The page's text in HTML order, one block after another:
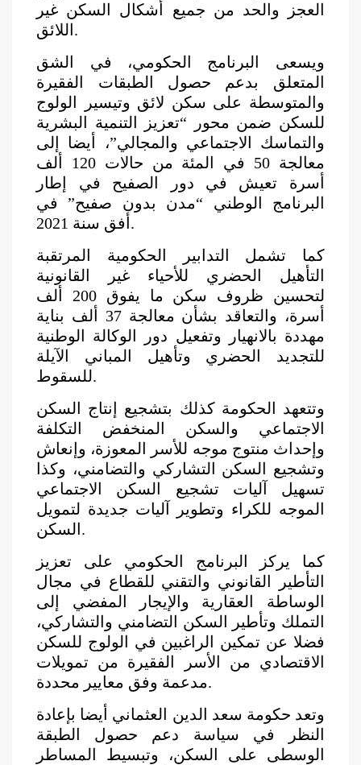
العجز والحد من جميع أشكال السكن غير
اللائق.
ويسعى البرنامج الحكومي، في الشق
المتعلق بدعم حصول الطبقات الفقيرة
والمتوسطة على سكن لائق وتيسير الولوج
للسكن ضمن محور “تعزيز التنمية البشرية
والتماسك الاجتماعي والمجالي”، أيضا إلى
معالجة 50 في المئة من حالات 120 ألف
أسرة تعيش في دور الصفيح في إطار
البرنامج الوطني “مدن بدون صفيح” في
أفق سنة 2021.
كما تشمل التدابير الحكومية المرتقبة
التأهيل الحضري للأحياء غير القانونية
لتحسين ظروف سكن ما يفوق 200 ألف
أسرة، والتعاقد بشأن معالجة 37 ألف بناية
مهددة بالانهيار وتفعيل دور الوكالة الوطنية
للتجديد الحضري وتأهيل المباني الآيلة
للسقوط.
وتتعهد الحكومة كذلك بتشجيع إنتاج السكن
الاجتماعي والسكن المنخفض التكلفة
وإحداث منتوج موجه للأسر المعوزة، وإنعاش
وتشجيع السكن التشاركي والتضامني، وكذا
تسهيل آليات تشجيع السكن الاجتماعي
الموجه للكراء وتطوير آليات جديدة لتمويل
السكن.
كما يركز البرنامج الحكومي على تعزيز
التأطير القانوني والتقني للقطاع في مجال
الوساطة العقارية والإيجار المفضي إلى
التملك وتأطير السكن التضامني والتشاركي،
فضلا عن تمكين الراغبين في الولوج للسكن
الاقتصادي من الأسر الفقيرة من تمويلات
مدعمة وفق معايير محددة.
وتعد حكومة سعد الدين العثماني أيضا بإعادة
النظر في سياسة دعم حصول الطبقة
الوسطى على السكن، وتبسيط المساطر